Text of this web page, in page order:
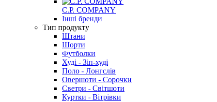
C.P. COMPANY
Інші бренди
Тип продукту
Штани
Шорти
Футболки
Худi - Зіп-худі
Поло - Лонгслів
Овершоти - Сорочки
Светри - Світшоти
Куртки - Вітрівки